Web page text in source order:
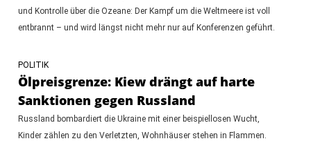
und Kontrolle über die Ozeane: Der Kampf um die Weltmeere ist voll
entbrannt – und wird längst nicht mehr nur auf Konferenzen geführt.
POLITIK
Ölpreisgrenze: Kiew drängt auf harte
Sanktionen gegen Russland
Russland bombardiert die Ukraine mit einer beispiellosen Wucht,
Kinder zählen zu den Verletzten, Wohnhäuser stehen in Flammen.